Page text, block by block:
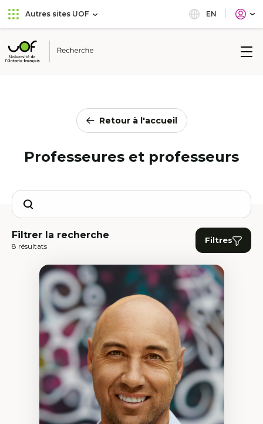
Aller
au
principal
Passer
au
Autres sites UOF EN
Université
Retour à l'accueil
Professeures et professeurs
Search
Filtrer la recherche
8 résultats
Filtres